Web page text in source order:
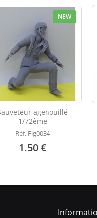
NEW
agenouillé
1/72ème
Réf. Fig0034
1.50 €